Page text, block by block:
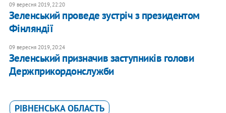
09 вересня 2019, 22:20
Зеленський проведе зустріч з президентом
Фінляндії
09 вересня 2019, 20:24
Зеленський призначив заступників голови
Держприкордонслужби
РІВНЕНСЬКА ОБЛАСТЬ